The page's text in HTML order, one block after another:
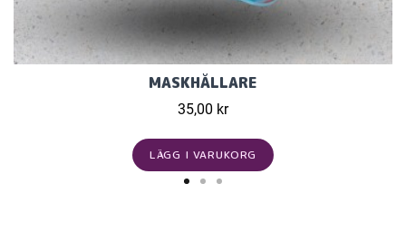
MASKHÅLLARE
35,00 kr
LÄGG I VARUKORG